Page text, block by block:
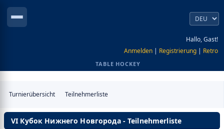
Hallo, Gast!
Anmelden | Registrierung | Retro
TABLE HOCKEY
Turnierübersicht Teilnehmerliste
VI Кубок Нижнего Новгорода - Teilnehmerliste